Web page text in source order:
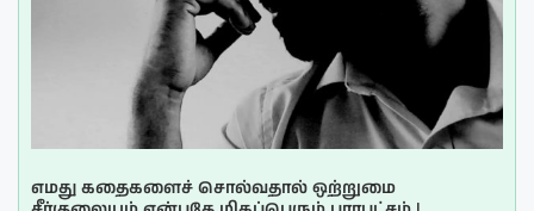
எமது கதைகளைச் சொல்வதால் ஒற்றுமை